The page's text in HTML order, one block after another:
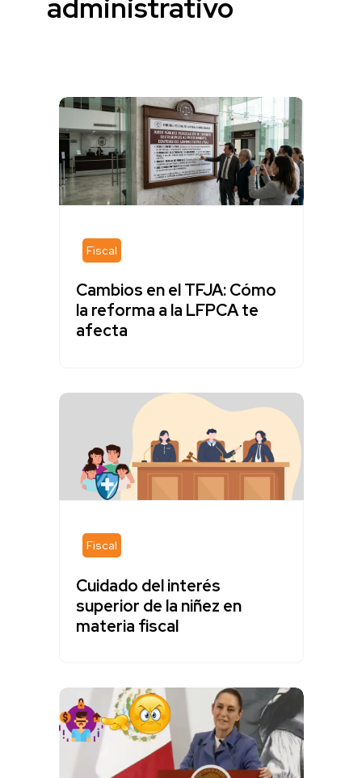
administrativo
Fiscal
Cambios en el TFJA: Cómo
la reforma a la LFPCA te
afecta
Fiscal
Cuidado del interés
superior de la niñez en
materia fiscal